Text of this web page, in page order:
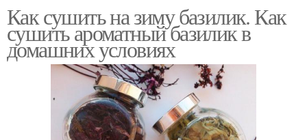
Как сушить на зиму базилик. Как
сушить ароматный базилик в
домашних условиях